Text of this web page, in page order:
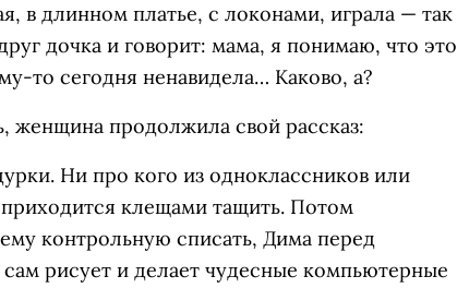
в длинном платье, с локонами, играла — так
дочка и говорит: мама, я понимаю, что это
то сегодня ненавидела… Каково, а?
женщина продолжила свой рассказ:
Ни про кого из одноклассников или
клещами тащить. Потом
контрольную списать, Дима перед
рисует и делает чудесные компьютерные